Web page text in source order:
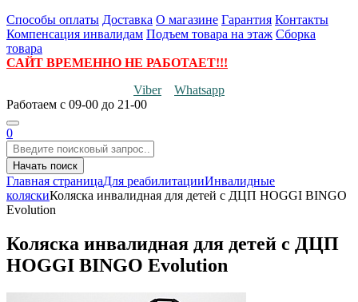
Способы оплаты Доставка О магазине Гарантия Контакты
Компенсация инвалидам Подъем товара на этаж Сборка
товара
САЙТ ВРЕМЕННО НЕ РАБОТАЕТ!!!
Viber
Whatsapp
Работаем с 09-00 до 21-00
0
Начать поиск
Главная страницаДля реабилитацииИнвалидные
коляскиКоляска инвалидная для детей с ДЦП HOGGI BINGO
Evolution
Коляска инвалидная для детей с ДЦП
HOGGI BINGO Evolution